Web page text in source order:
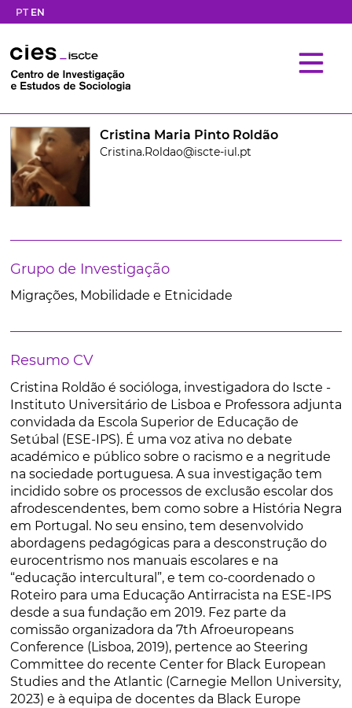
PT EN
Cristina Maria Pinto Roldão
Cristina.Roldao@iscte-iul.pt
Grupo de Investigação
Migrações, Mobilidade e Etnicidade
Resumo CV
Cristina Roldão é socióloga, investigadora do Iscte -
Instituto Universitário de Lisboa e Professora adjunta
convidada da Escola Superior de Educação de
Setúbal (ESE-IPS). É uma voz ativa no debate
académico e público sobre o racismo e a negritude
na sociedade portuguesa. A sua investigação tem
incidido sobre os processos de exclusão escolar dos
afrodescendentes, bem como sobre a História Negra
em Portugal. No seu ensino, tem desenvolvido
abordagens pedagógicas para a desconstrução do
eurocentrismo nos manuais escolares e na
“educação intercultural”, e tem co-coordenado o
Roteiro para uma Educação Antirracista na ESE-IPS
desde a sua fundação em 2019. Fez parte da
comissão organizadora da 7th Afroeuropeans
Conference (Lisboa, 2019), pertence ao Steering
Committee do recente Center for Black European
Studies and the Atlantic (Carnegie Mellon University,
2023) e à equipa de docentes da Black Europe